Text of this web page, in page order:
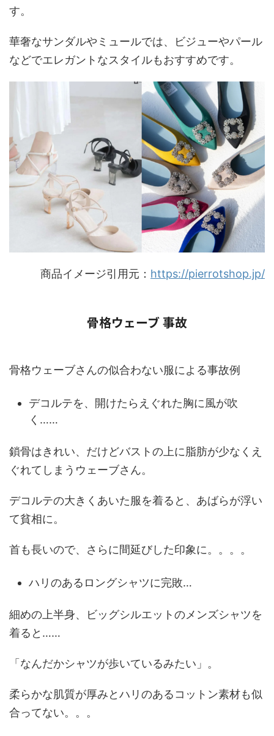
す。
華奢なサンダルやミュールでは、ビジューやパール
などでエレガントなスタイルもおすすめです。
商品イメージ引用元： https://pierrotshop.jp/
骨格ウェーブ 事故
骨格ウェーブさんの似合わない服による事故例
デコルテを、開けたらえぐれた胸に風が吹
く……
鎖骨はきれい、だけどバストの上に脂肪が少なくえ
ぐれてしまうウェーブさん。
デコルテの大きくあいた服を着ると、あばらが浮い
て貧相に。
首も長いので、さらに間延びした印象に。。。。
ハリのあるロングシャツに完敗…
細めの上半身、ビッグシルエットのメンズシャツを
着ると……
「なんだかシャツが歩いているみたい」。
柔らかな肌質が厚みとハリのあるコットン素材も似
合ってない。。。